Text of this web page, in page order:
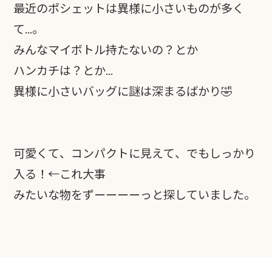
最近のポシェットは異様に小さいものが多く
て...。
みんなマイボトル持たないの？とか
ハンカチは？とか...
異様に小さいバッグに謎は深まるばかり🤣
可愛くて、コンパクトに見えて、でもしっかり
入る！←これ大事
みたいな物をずーーーーっと探していました。